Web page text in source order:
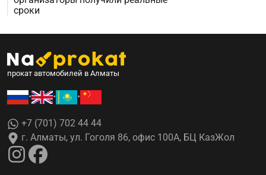
сроки
прокат автомобилей в Алматы
• • •
+7 (701) 702 44 44
г. Алматы, ул. Гоголя 86, офис 100А, БЦ КазЖол